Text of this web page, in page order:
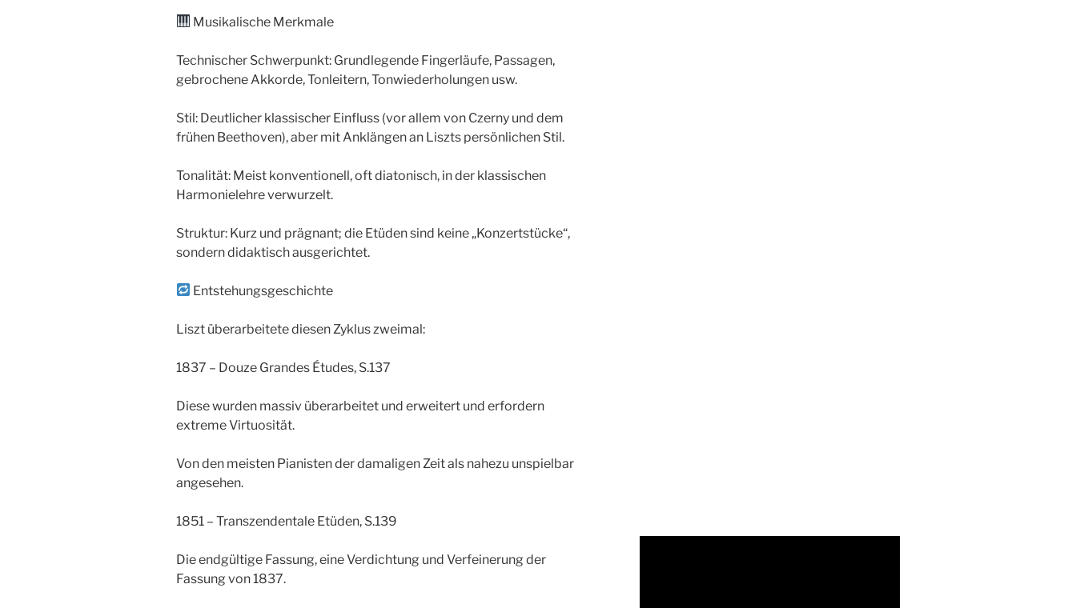
Musikalische Merkmale
Technischer Schwerpunkt: Grundlegende Fingerläufe, Passagen,
gebrochene Akkorde, Tonleitern, Tonwiederholungen usw.
Stil: Deutlicher klassischer Einfluss (vor allem von Czerny und dem
frühen Beethoven), aber mit Anklängen an Liszts persönlichen Stil.
Tonalität: Meist konventionell, oft diatonisch, in der klassischen
Harmonielehre verwurzelt.
Struktur: Kurz und prägnant; die Etüden sind keine „Konzertstücke“,
sondern didaktisch ausgerichtet.
Entstehungsgeschichte
Liszt überarbeitete diesen Zyklus zweimal:
1837 – Douze Grandes Études, S.137
Diese wurden massiv überarbeitet und erweitert und erfordern
extreme Virtuosität.
Von den meisten Pianisten der damaligen Zeit als nahezu unspielbar
angesehen.
1851 – Transzendentale Etüden, S.139
Die endgültige Fassung, eine Verdichtung und Verfeinerung der
Fassung von 1837.